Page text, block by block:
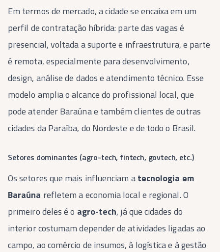
Em termos de mercado, a cidade se encaixa em um
perfil de contratação híbrida: parte das vagas é
presencial, voltada a suporte e infraestrutura, e parte
é remota, especialmente para desenvolvimento,
design, análise de dados e atendimento técnico. Esse
modelo amplia o alcance do profissional local, que
pode atender Baraúna e também clientes de outras
cidades da Paraíba, do Nordeste e de todo o Brasil.
Setores dominantes (agro-tech, fintech, govtech, etc.)
Os setores que mais influenciam atecnologia em
Baraúna refletem a economia local e regional. O
primeiro deles é o agro-tech, já que cidades do
interior costumam depender de atividades ligadas ao
campo, ao comércio de insumos, à logística e à gestão